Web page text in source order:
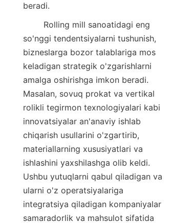
beradi.
so'nggi tendentsiyalarni tushunish,
bizneslarga bozor talablariga mos
keladigan strategik o'zgarishlarni
amalga oshirishga imkon beradi.
Masalan, sovuq prokat va vertikal
rolikli tegirmon texnologiyalari kabi
innovatsiyalar an'anaviy ishlab
chiqarish usullarini o'zgartirib,
materiallarning xususiyatlari va
ishlashini yaxshilashga olib keldi.
Ushbu yutuqlarni qabul qiladigan va
ularni o'z operatsiyalariga
integratsiya qiladigan kompaniyalar
samaradorlik va mahsulot sifatida